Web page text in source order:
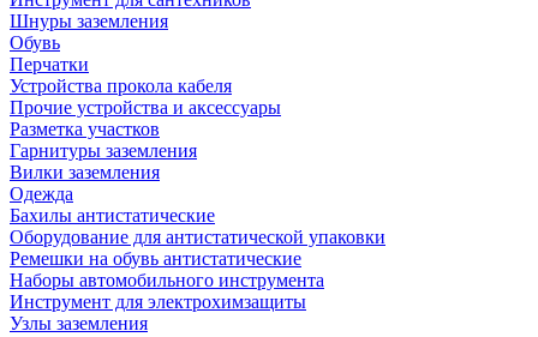
Шнуры заземления
Обувь
Перчатки
Устройства прокола кабеля
Прочие устройства и аксессуары
Разметка участков
Гарнитуры заземления
Вилки заземления
Одежда
Бахилы антистатические
Оборудование для антистатической упаковки
Ремешки на обувь антистатические
Наборы автомобильного инструмента
Инструмент для электрохимзащиты
Узлы заземления